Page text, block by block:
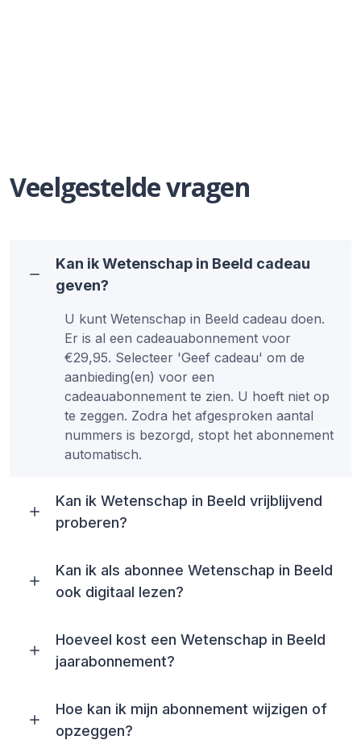
Veelgestelde vragen
Kan ik Wetenschap in Beeld cadeau
geven?
U kunt Wetenschap in Beeld cadeau doen.
Er is al een cadeauabonnement voor
€29,95. Selecteer 'Geef cadeau' om de
aanbieding(en) voor een
cadeauabonnement te zien. U hoeft niet op
te zeggen. Zodra het afgesproken aantal
nummers is bezorgd, stopt het abonnement
automatisch.
Kan ik Wetenschap in Beeld vrijblijvend
proberen?
Kan ik als abonnee Wetenschap in Beeld
ook digitaal lezen?
Hoeveel kost een Wetenschap in Beeld
jaarabonnement?
Hoe kan ik mijn abonnement wijzigen of
opzeggen?